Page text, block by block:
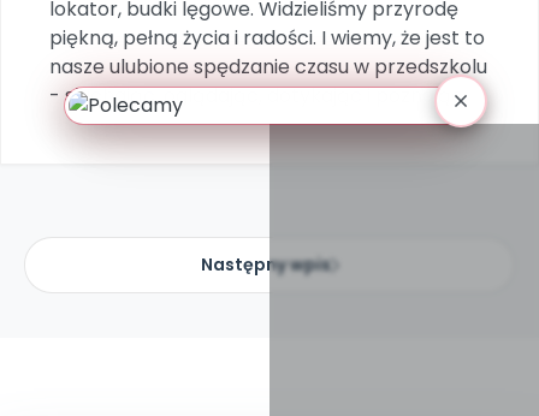
lokator, budki lęgowe. Widzieliśmy przyrodę
piękną, pełną życia i radości. I wiemy, że jest to
nasze ulubione spędzanie czasu w przedszkolu
- słuchając, oglądając, dotykając i poznając.
Następny wpis